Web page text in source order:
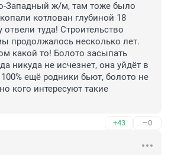
Западный ж/м, там тоже было
котлован глубиной 18
туда! Строительство
продолжалось несколько лет.
какой то! Болото засыпать
никуда не исчезнет, она уйдёт в
ещё родники бьют, болото не
кого интересуют такие
+43 –0